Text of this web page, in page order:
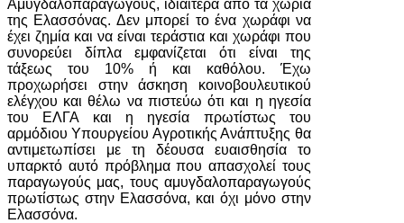
Αμυγδαλοπαραγωγούς, ιδιαίτερα από τα χωριά
της Ελασσόνας. Δεν μπορεί το ένα χωράφι να
έχει ζημία και να είναι τεράστια και χωράφι που
συνορεύει δίπλα εμφανίζεται ότι είναι της
τάξεως του 10% ή και καθόλου. Έχω
προχωρήσει στην άσκηση κοινοβουλευτικού
ελέγχου και θέλω να πιστεύω ότι και η ηγεσία
του ΕΛΓΑ και η ηγεσία πρωτίστως του
αρμόδιου Υπουργείου Αγροτικής Ανάπτυξης θα
αντιμετωπίσει με τη δέουσα ευαισθησία το
υπαρκτό αυτό πρόβλημα που απασχολεί τους
παραγωγούς μας, τους αμυγδαλοπαραγωγούς
πρωτίστως στην Ελασσόνα, και όχι μόνο στην
Ελασσόνα.